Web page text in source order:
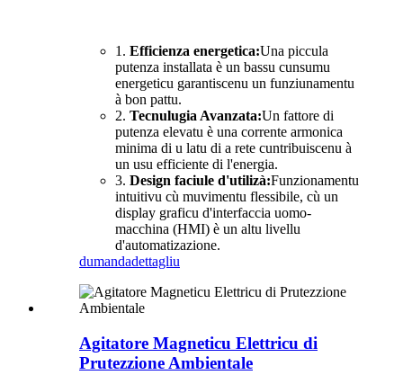
1. Efficienza energetica:Una piccula
putenza installata è un bassu cunsumu
energeticu garantiscenu un funziunamentu
à bon pattu.
2. Tecnulugia Avanzata:Un fattore di
putenza elevatu è una corrente armonica
minima di u latu di a rete cuntribuiscenu à
un usu efficiente di l'energia.
3. Design faciule d'utilizà:Funzionamentu
intuitivu cù muvimentu flessibile, cù un
display graficu d'interfaccia uomo-
macchina (HMI) è un altu livellu
d'automatizazione.
dumandadettagliu
Agitatore Magneticu Elettricu di
Prutezzione Ambientale